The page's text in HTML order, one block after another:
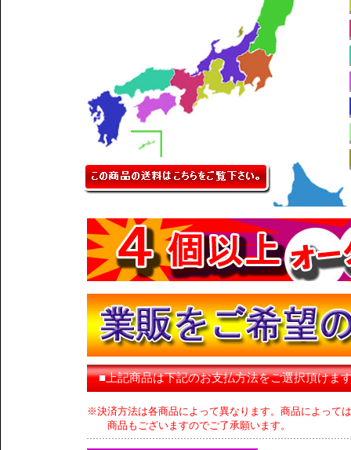
■上記商品は下記のお支払方法をご選択頂けま
※決済方法は各商品によって異なります。商品によって
商品もございますのでご了承願います。